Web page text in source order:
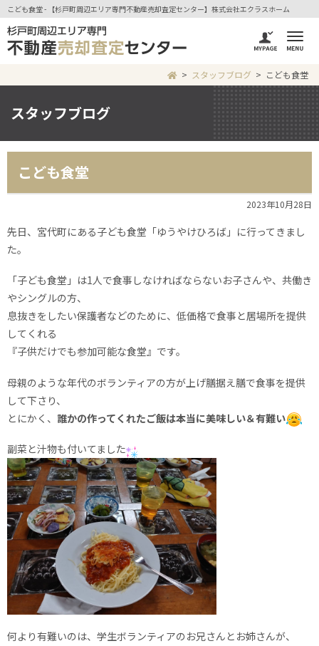
こども食堂 - 【杉戸町周辺エリア専門不動産売却査定センター】株式会社エクラスホーム
スタッフブログ こども食堂
スタッフブログ
こども食堂
2023年10月28日
先日、宮代町にある子ども食堂「ゆうやけひろば」に行ってきまし
た。
「子ども食堂」は1人で食事しなければならないお子さんや、共働き
やシングルの方、
息抜きをしたい保護者などのために、低価格で食事と居場所を提供
してくれる
『子供だけでも参加可能な食堂』です。
母親のような年代のボランティアの方が上げ膳据え膳で食事を提供
して下さり、
とにかく、 誰かの作ってくれたご飯は本当に美味しい＆有難い
副菜と汁物も付いてました
何より有難いのは、学生ボランティアのお兄さんとお姉さんが、